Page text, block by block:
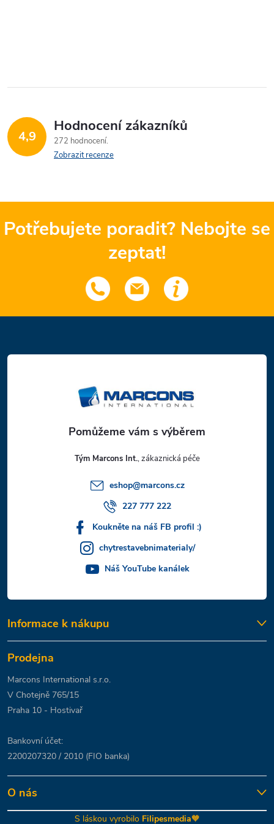
4,9
Hodnocení zákazníků
272 hodnocení
Zobrazit recenze
Potřebujete poradit? Nebojte se
zeptat!
á
Tým Marcons Int.
eshop@marcons.cz
227 777 222
Koukněte na náš FB profil :)
chytrestavebnimaterialy/
Náš YouTube kanálek
Informace k nákupu
Prodejna
Marcons International s.r.o.
V Chotejně 765/15
Praha 10 - Hostivař
Bankovní účet:
2200207320 / 2010 (FIO banka)
O nás
S láskou vyrobilo Filipesmedia🧡